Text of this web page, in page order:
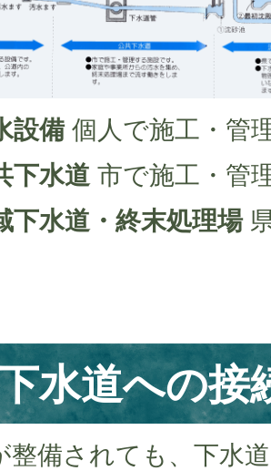
設備個人で施工・管
下水道市で施工・管
下水道・終末処理場
水道への接
整備されても、下水